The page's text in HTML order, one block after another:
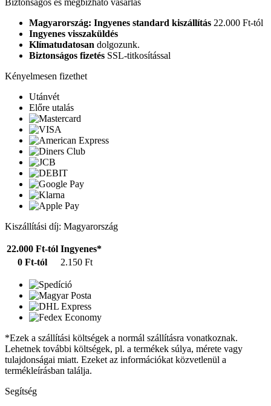
Biztonságos és megbízható vásárlás
Magyarország: Ingyenes standard kiszállítás 22.000 Ft-tól
Ingyenes visszaküldés
Klímatudatosan dolgozunk.
Biztonságos fizetés SSL-titkosítással
Kényelmesen fizethet
Utánvét
Előre utalás
Kiszállítási díj: Magyarország
22.000 Ft-tól Ingyenes*
0 Ft-tól
2.150 Ft
*Ezek a szállítási költségek a normál szállításra vonatkoznak.
Lehetnek további költségek, pl. a termékek súlya, mérete vagy
tulajdonságai miatt. Ezeket az információkat közvetlenül a
termékleírásban találja.
Segítség